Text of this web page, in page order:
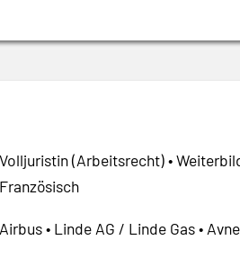
Volljuristin (Arbeitsrecht) •
Französisch
Airbus • Linde AG / Linde Gas •